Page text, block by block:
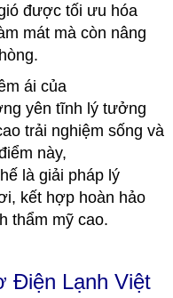
được tối ưu hóa
mát mà còn nâng
ái của
yên tĩnh lý tưởng
trải nghiệm sống và
này,
là giải pháp lý
kết hợp hoàn hảo
thẩm mỹ cao.
Điện Lạnh Việt